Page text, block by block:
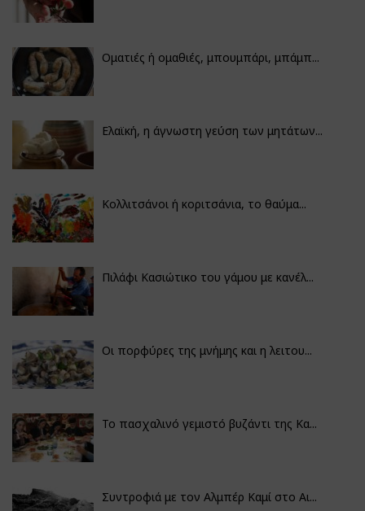
Οματιές ή ομαθιές, μπουμπάρι, μπάμπ...
Ελαϊκή, η άγνωστη γεύση των μητάτων...
Κολλιτσάνοι ή κοριτσάνια, το θαύμα...
Πιλάφι Κασιώτικο του γάμου με κανέλ...
Οι πορφύρες της μνήμης και η λειτου...
Το πασχαλινό γεμιστό βυζάντι της Κα...
Συντροφιά με τον Αλμπέρ Καμί στο Αι...